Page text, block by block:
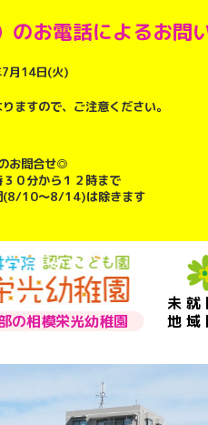
お電話によるお問
月14日(火)
ますので、ご注意ください。
お問合せ◎
０分から１２時まで
(8/10～8/14)は除きます
の相模栄光幼稚園
未就
地域